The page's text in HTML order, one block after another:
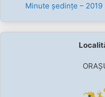
Minute ședințe – 2019